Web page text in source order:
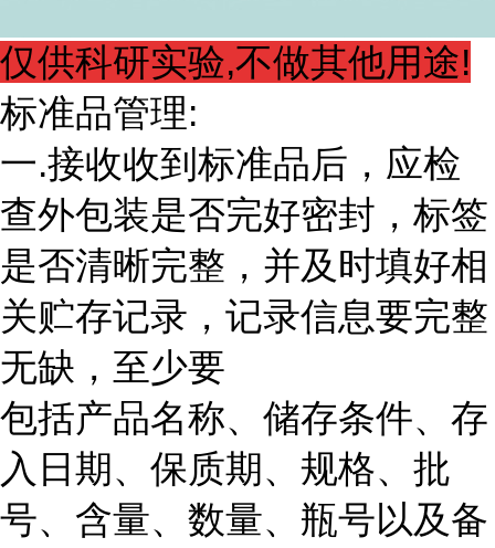
仅供科研实验,不做其他用途!
标准品管理:
一.接收收到标准品后，应检
查外包装是否完好密封，标签
是否清晰完整，并及时填好相
关贮存记录，记录信息要完整
无缺，至少要
包括产品名称、储存条件、存
入日期、保质期、规格、批
号、含量、数量、瓶号以及备